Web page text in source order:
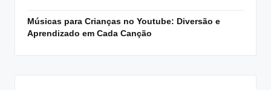
Músicas para Crianças no Youtube: Diversão e
Aprendizado em Cada Canção